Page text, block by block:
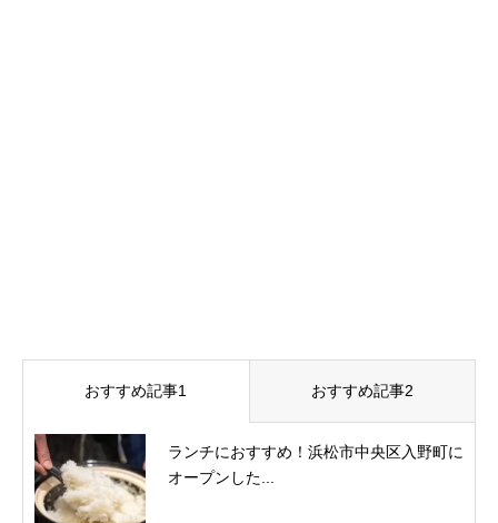
おすすめ記事1 おすすめ記事2
ランチにおすすめ！浜松市中央区入野町に
オープンした...